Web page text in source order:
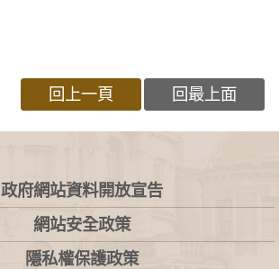
回上一頁 回最上面
政府網站資料開放宣告
網站安全政策
隱私權保護政策